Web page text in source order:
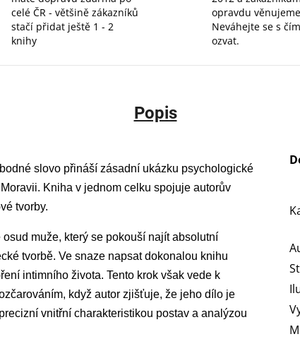
celé ČR - většině zákazníků
stačí přidat ještě 1 - 2
knihy
opravdu
Neváhejte se s
ozvat.
Popis
slovo přináší zásadní ukázku psychologické
Kniha v jednom celku spojuje autorův
tvorby.
osud muže, který se pokouší najít absolutní
tvorbě. Ve snaze napsat dokonalou knihu
intimního života. Tento krok však vede k
když autor zjišťuje, že jeho dílo je
vnitřní charakteristikou postav a analýzou